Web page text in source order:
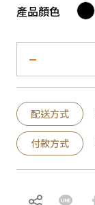
產品顏色
配送方式
付款方式